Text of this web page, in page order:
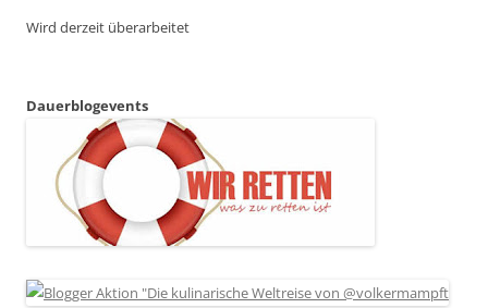
Wird derzeit überarbeitet
Dauerblogevents